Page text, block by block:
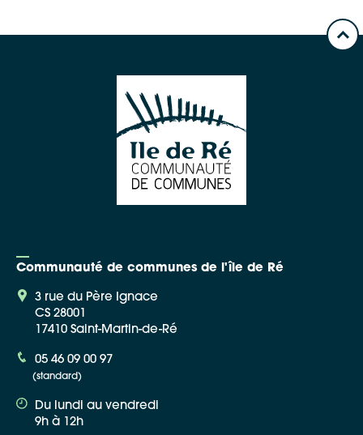
Communauté de communes de l'île de Ré
3 rue du Père Ignace
CS 28001
17410 Saint-Martin-de-Ré
05 46 09 00 97
(standard)
Du lundi au vendredi
9h à 12h